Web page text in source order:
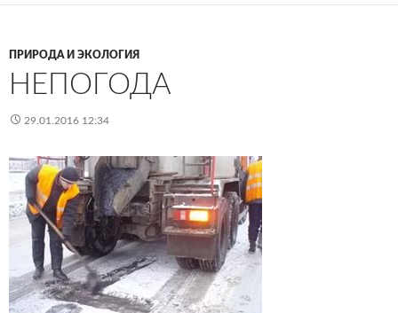
ПРИРОДА И ЭКОЛОГИЯ
НЕПОГОДА
29.01.2016 12:34